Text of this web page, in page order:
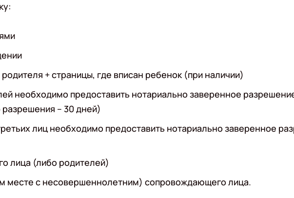
+ страницы, где вписан ребенок (при наличии)
необходимо предоставить нотариально заверенное
разрешения – 30 дней)
лиц необходимо предоставить нотариально заверенное
лица (либо родителей)
месте с несовершеннолетним) сопровождающего лица.